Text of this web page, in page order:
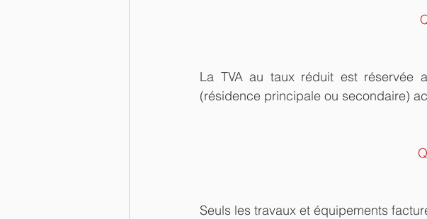
La TVA au taux réduit est réservée
(résidence principale ou secondaire)
Seuls les travaux et équipements